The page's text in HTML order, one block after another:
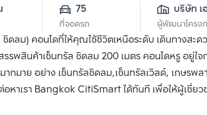
75
ที่จอดรถ
บริษัท
จำกัด(ม
ผู้พัฒนาโครง
ลม) คอนโดที่ให้คุณใช้ชีวิตเหนือระดับ เดินทางสะด
รรพสินค้าเซ็นทรัล ชิดลม 200 เมตร คอนโดหรู อยู่ใ
กมาย อย่าง เซ็นทรัลชิดลม,เซ็นทรัลเวิลด์, เกษรพ
หาเรา Bangkok CitiSmart ได้ทันที เพื่อให้ผู้เชี่ยว